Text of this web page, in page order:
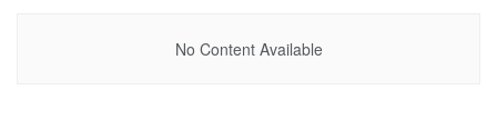
No Content Available